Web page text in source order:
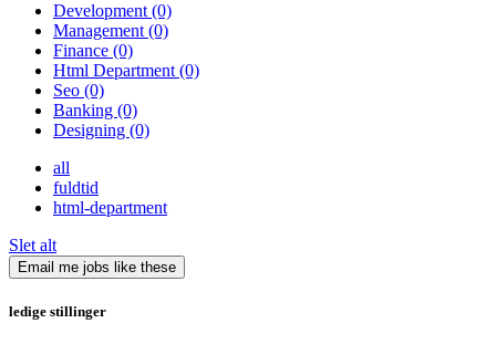
Development (0)
Management (0)
Finance (0)
Html Department (0)
Seo (0)
Banking (0)
Designing (0)
all
fuldtid
html-department
Slet alt
Email me jobs like these
ledige stillinger